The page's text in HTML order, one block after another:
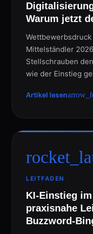
Warum jetzt
Wettbewerbsdruck
Mittelständler
Stellschrauben
wie der Einstieg
Artikel lesen
LEITFADEN
KI-Einstieg
praxisnahe
Buzzword-